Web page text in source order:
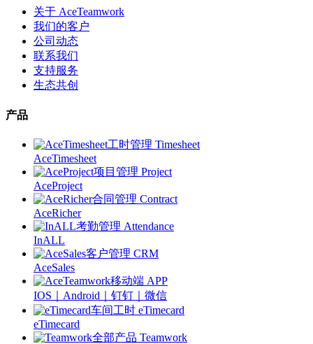
关于 AceTeamwork
我们的客户
公司动态
联系我们
支持服务
生态共创
产品
工时管理 Timesheet
AceTimesheet
项目管理 Project
AceProject
合同管理 Contract
AceRicher
考勤管理 Attendance
InALL
客户管理 CRM
AceSales
移动端 APP
IOS｜Android｜钉钉｜微信
车间工时 eTimecard
eTimecard
全部产品 Teamwork